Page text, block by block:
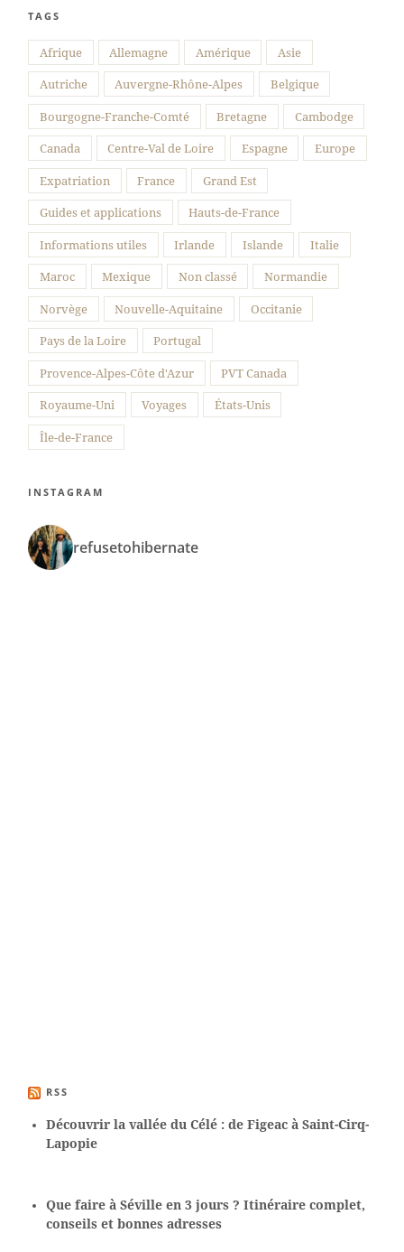
TAGS
Afrique Allemagne Amérique Asie
Autriche Auvergne-Rhône-Alpes Belgique
Bourgogne-Franche-Comté Bretagne Cambodge
Canada Centre-Val de Loire Espagne Europe
Expatriation France Grand Est
Guides et applications Hauts-de-France
Informations utiles Irlande Islande Italie
Maroc Mexique Non classé Normandie
Norvège Nouvelle-Aquitaine Occitanie
Pays de la Loire Portugal
Provence-Alpes-Côte d'Azur PVT Canada
Royaume-Uni Voyages États-Unis
Île-de-France
INSTAGRAM
refusetohibernate
RSS
Découvrir la vallée du Célé : de Figeac à Saint-Cirq-
Lapopie
Que faire à Séville en 3 jours ? Itinéraire complet,
conseils et bonnes adresses